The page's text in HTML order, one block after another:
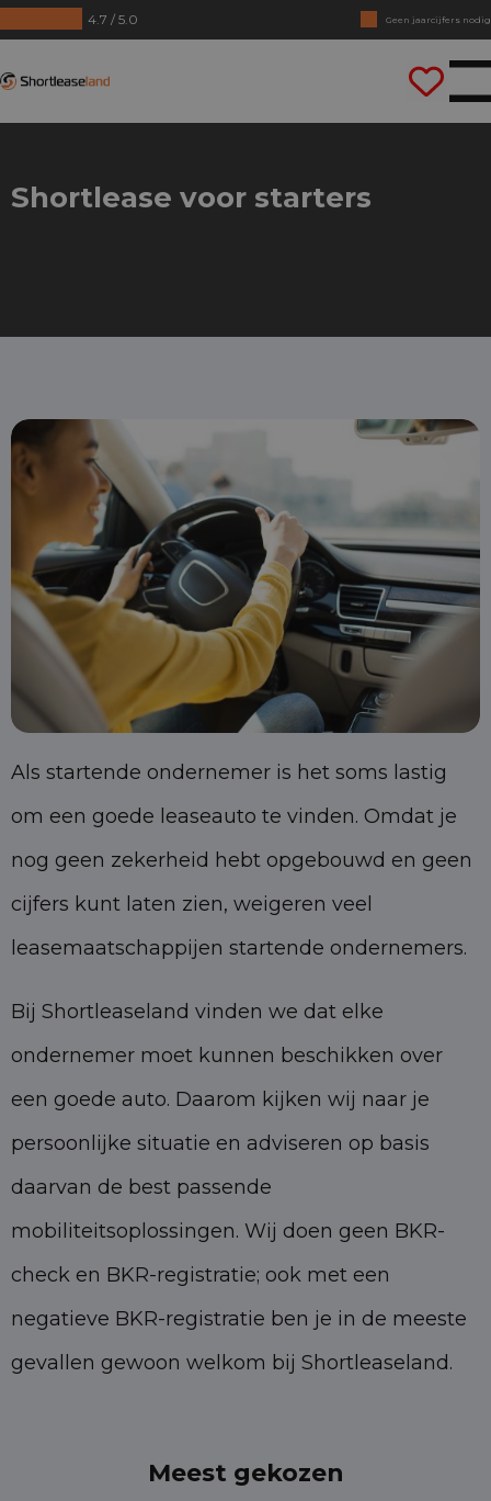
4.7 / 5.0
Geen jaarcijfers nodig
Direct rijden
Shortlease voor starters
Als startende ondernemer is het soms lastig
om een goede leaseauto te vinden. Omdat je
nog geen zekerheid hebt opgebouwd en geen
cijfers kunt laten zien, weigeren veel
leasemaatschappijen startende ondernemers.
Bij Shortleaseland vinden we dat elke
ondernemer moet kunnen beschikken over
een goede auto. Daarom kijken wij naar je
persoonlijke situatie en adviseren op basis
daarvan de best passende
mobiliteitsoplossingen. Wij doen geen BKR-
check en BKR-registratie; ook met een
negatieve BKR-registratie ben je in de meeste
gevallen gewoon welkom bij Shortleaseland.
Meest gekozen